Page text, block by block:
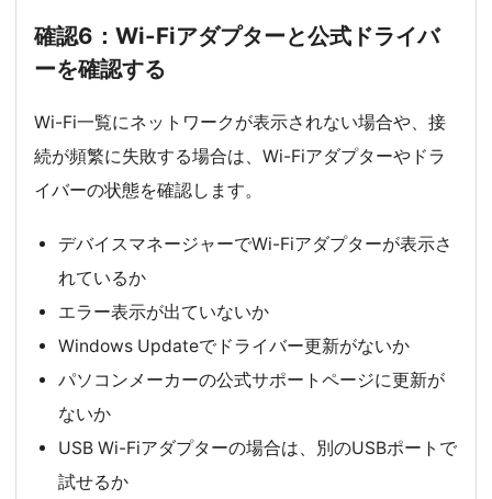
確認6：Wi-Fiアダプターと公式ドライバ
ーを確認する
Wi-Fi一覧にネットワークが表示されない場合や、接
続が頻繁に失敗する場合は、Wi-Fiアダプターやドラ
イバーの状態を確認します。
デバイスマネージャーでWi-Fiアダプターが表示さ
れているか
エラー表示が出ていないか
Windows Updateでドライバー更新がないか
パソコンメーカーの公式サポートページに更新が
ないか
USB Wi-Fiアダプターの場合は、別のUSBポートで
試せるか